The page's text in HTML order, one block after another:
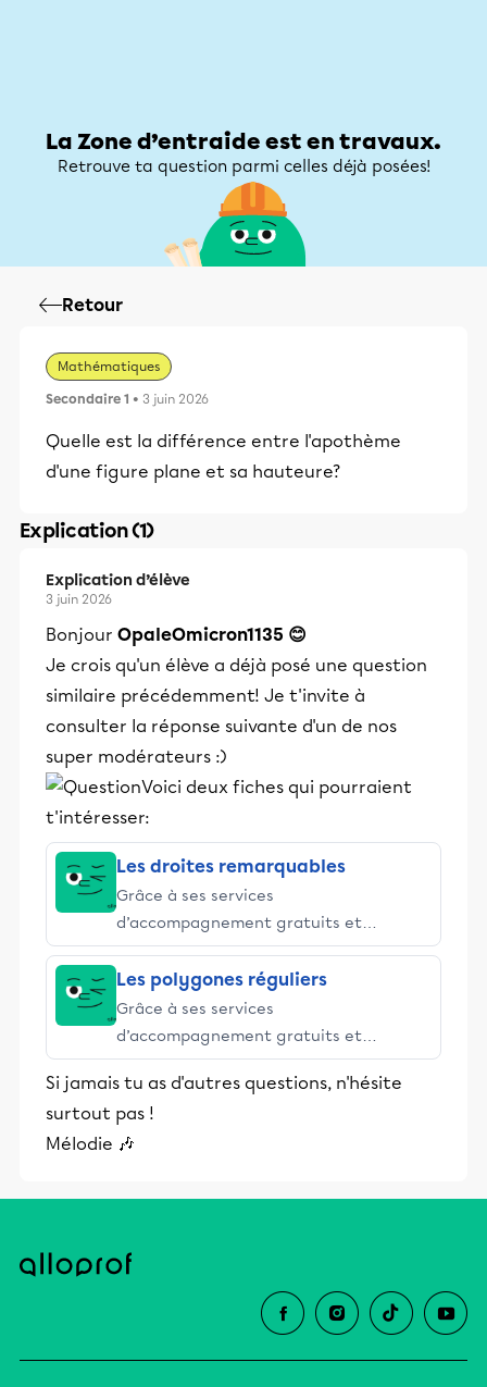
La Zone d’entraide est en travaux.
Retrouve ta question parmi celles déjà posées!
Retour
Mathématiques
Secondaire 1 • 3 juin 2026
Quelle est la différence entre l'apothème
d'une figure plane et sa hauteure?
Explication (1)
Explication d’élève
3 juin 2026
Bonjour OpaleOmicron1135 😊
Je crois qu'un élève a déjà posé une question
similaire précédemment! Je t'invite à
consulter la réponse suivante d'un de nos
super modérateurs :)
Voici deux fiches qui pourraient
t'intéresser:
Les droites remarquables
Grâce à ses services
d’accompagnement gratuits et
stimulants, Alloprof engage les élèves
et leurs parents dans la réussite
éducative.
Les polygones réguliers
Grâce à ses services
d’accompagnement gratuits et
stimulants, Alloprof engage les élèves
et leurs parents dans la réussite
éducative.
Si jamais tu as d'autres questions, n'hésite
surtout pas !
Mélodie 🎶